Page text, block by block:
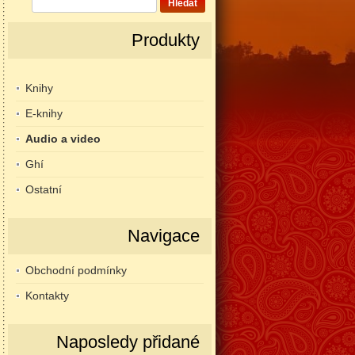
Hledat
Produkty
Knihy
E-knihy
Audio a video
Ghí
Ostatní
Navigace
Obchodní podmínky
Kontakty
Naposledy přidané